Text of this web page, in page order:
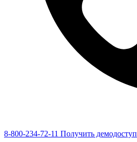
8-800-234-72-11 Получить демодоступ